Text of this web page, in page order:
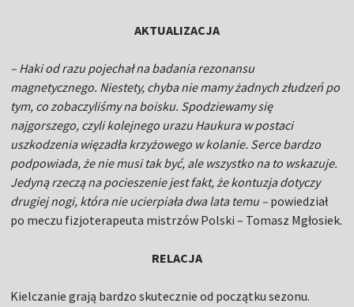
AKTUALIZACJA
– Haki od razu pojechał na badania rezonansu
magnetycznego. Niestety, chyba nie mamy żadnych złudzeń po
tym, co zobaczyliśmy na boisku. Spodziewamy się
najgorszego, czyli kolejnego urazu Haukura w postaci
uszkodzenia więzadła krzyżowego w kolanie. Serce bardzo
podpowiada, że nie musi tak być, ale wszystko na to wskazuje.
Jedyną rzeczą na pocieszenie jest fakt, że kontuzja dotyczy
drugiej nogi, która nie ucierpiała dwa lata temu – powiedział
po meczu fizjoterapeuta mistrzów Polski – Tomasz Mgłosiek.
RELACJA
Kielczanie grają bardzo skutecznie od początku sezonu.